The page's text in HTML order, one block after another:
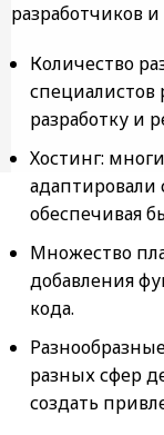
разработчиков
Количество
специалистов
разработку и
Хостинг:
адаптировали
обеспечивая
Множество
добавления
кода.
разных сфер
создать